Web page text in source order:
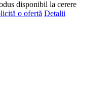
disponibil la cerere
o ofertă Detalii